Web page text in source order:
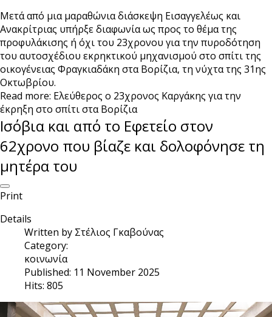
Μετά από μια μαραθώνια διάσκεψη Εισαγγελέως και
Ανακρίτριας υπήρξε διαφωνία ως προς το θέμα της
προφυλάκισης ή όχι του 23χρονου για την πυροδότηση
του αυτοσχέδιου εκρηκτικού μηχανισμού στο σπίτι της
οικογένειας Φραγκιαδάκη στα Βορίζια, τη νύχτα της 31ης
Οκτωβρίου.
Read more: Ελεύθερος ο 23χρονος Καργάκης για την
έκρηξη στο σπίτι στα Βορίζια
Ισόβια και από το Εφετείο στον
62χρονο που βίαζε και δολοφόνησε τη
μητέρα του
Print
Details
Written by Στέλιος Γκαβούνας
Category:
κοινωνία
Published: 11 November 2025
Hits: 805